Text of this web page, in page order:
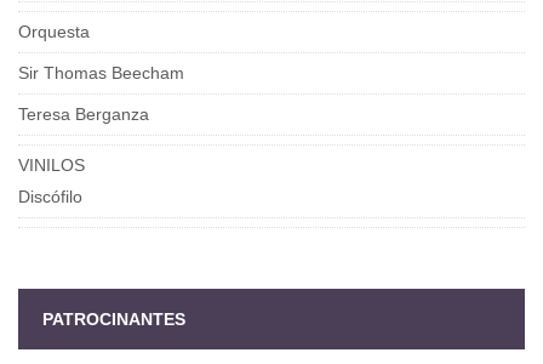
Orquesta
Sir Thomas Beecham
Teresa Berganza
VINILOS
Discófilo
PATROCINANTES